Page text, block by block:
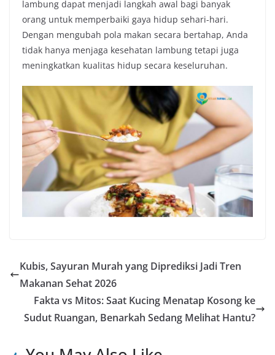
lambung dapat menjadi langkah awal bagi banyak
orang untuk memperbaiki gaya hidup sehari-hari.
Dengan mengubah pola makan secara bertahap, Anda
tidak hanya menjaga kesehatan lambung tetapi juga
meningkatkan kualitas hidup secara keseluruhan.
Kubis, Sayuran Murah yang Diprediksi Jadi Tren
Makanan Sehat 2026
Fakta vs Mitos: Saat Kucing Menatap Kosong ke
Sudut Ruangan, Benarkah Sedang Melihat Hantu?